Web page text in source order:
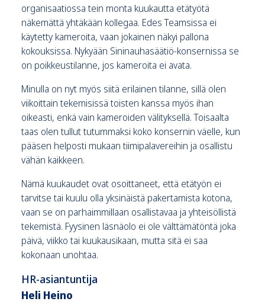
organisaatiossa tein monta kuukautta etätyötä
näkemättä yhtäkään kollegaa. Edes Teamsissa ei
käytetty kameroita, vaan jokainen näkyi pallona
kokouksissa. Nykyään Sininauhasäätiö-konsernissa se
on poikkeustilanne, jos kameroita ei avata.
Minulla on nyt myös siitä erilainen tilanne, sillä olen
viikoittain tekemisissä toisten kanssa myös ihan
oikeasti, enkä vain kameroiden välityksellä. Toisaalta
taas olen tullut tutummaksi koko konsernin väelle, kun
pääsen helposti mukaan tiimipalavereihin ja osallistu
vähän kaikkeen.
Nämä kuukaudet ovat osoittaneet, että etätyön ei
tarvitse tai kuulu olla yksinäistä pakertamista kotona,
vaan se on parhaimmillaan osallistavaa ja yhteisöllistä
tekemistä. Fyysinen läsnäolo ei ole välttämätöntä joka
päivä, viikko tai kuukausikaan, mutta sitä ei saa
kokonaan unohtaa.
HR-asiantuntija
Heli Heino